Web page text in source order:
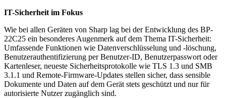
IT-Sicherheit im Fokus
Wie bei allen Geräten von Sharp lag bei der Entwicklung des BP-
22C25 ein besonderes Augenmerk auf dem Thema IT-Sicherheit:
Umfassende Funktionen wie Datenverschlüsselung und -löschung,
Benutzerauthentifizierung per Benutzer-ID, Benutzerpasswort oder
Kartenleser, neueste Sicherheitsprotokolle wie TLS 1.3 und SMB
3.1.1 und Remote-Firmware-Updates stellen sicher, dass sensible
Dokumente und Daten auf dem Gerät stets geschützt und nur für
autorisierte Nutzer zugänglich sind.